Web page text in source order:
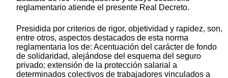
reglamentario atiende el presente Real Decreto.
Presidida por criterios de rigor, objetividad y rapidez, son,
entre otros, aspectos destacados de esta norma
reglamentaria los de: Acentuación del carácter de fondo
de solidaridad, alejándose del esquema del seguro
privado; extensión de la protección salarial a
determinados colectivos de trabajadores vinculados a